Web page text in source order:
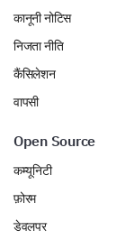
कानूनी नोटिस
निजता नीति
कैंसिलेशन
वापसी
Open Source
कम्यूनिटी
फ़ोरम
डेवलपर